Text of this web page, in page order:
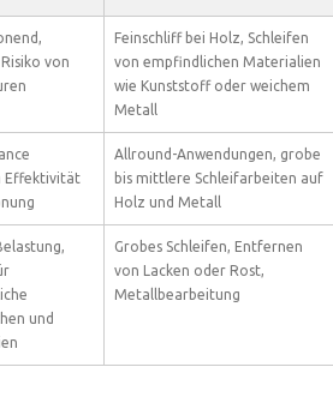
von
Feinschliff bei Holz, Schleifen
von empfindlichen Materialien
wie Kunststoff oder weichem
Metall
Effektivität
Allround-Anwendungen, grobe
bis mittlere Schleifarbeiten auf
Holz und Metall
und
Grobes Schleifen, Entfernen
von Lacken oder Rost,
Metallbearbeitung